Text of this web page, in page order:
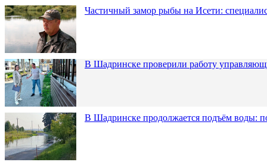
Частичный замор рыбы на Исети:
В Шадринске проверили работу
В Шадринске продолжается подъём воды: